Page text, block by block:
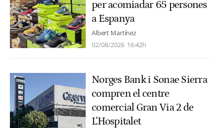
per acomiadar 65 persones
a Espanya
Albert Martínez
02/08/2026 16:42h
Norges Bank i Sonae Sierra
compren el centre
comercial Gran Via 2 de
L'Hospitalet